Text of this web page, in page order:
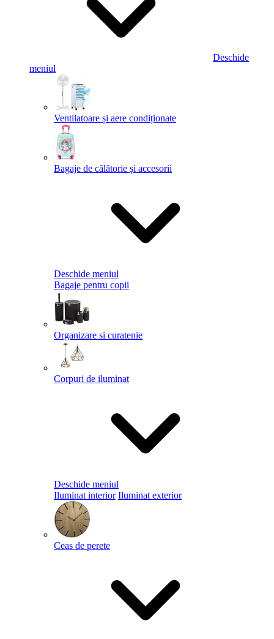
Deschide
meniul
Ventilatoare și aere condiționate
Bagaje de călătorie și accesorii
Deschide meniul
Bagaje pentru copii
Organizare si curatenie
Corpuri de iluminat
Deschide meniul
Iluminat interior Iluminat exterior
Ceas de perete